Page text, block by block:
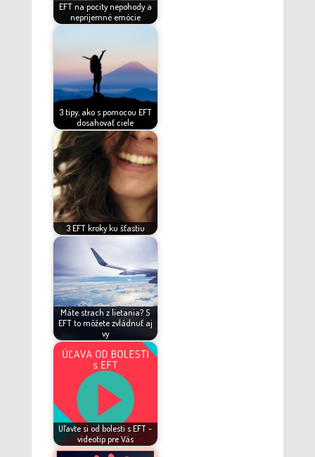
EFT na pocity nepohody a
nepríjemné emócie
3 tipy, ako s pomocou EFT
dosahovať ciele
3 EFT kroky ku šťastiu
Máte strach z lietania? S
EFT to môžete zvládnuť aj
vy
Uľavte si od bolesti s EFT -
videotip pre Vás